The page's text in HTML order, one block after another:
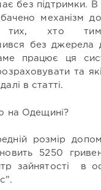
без підтримки. В
механізм
хто
без джерела
працює ця
та
в статті.
на Одещині?
розмір
5250
зайнятості в